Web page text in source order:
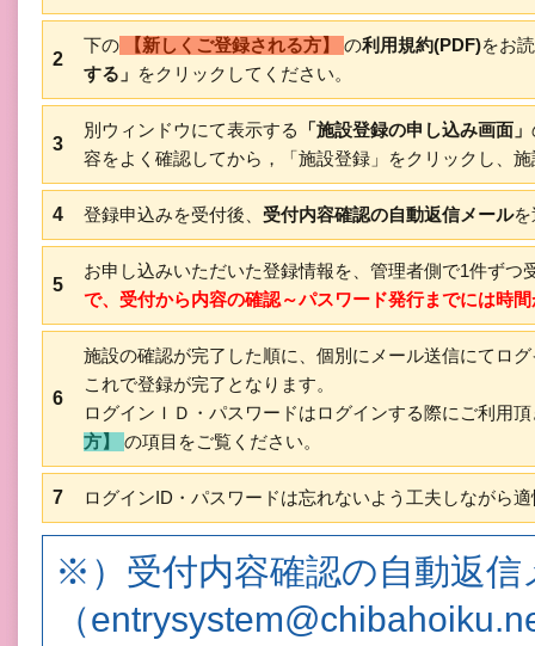
2
下の 【新しくご登録される方】 の利用規約(PDF)をお
する」
をクリックしてください。
3
別ウィンドウにて表示する 「施設登録の申し込み画面」
容をよく確認してから，「施設登録」をクリックし、
4 登録申込みを受付後、 受付内容確認の自動返信メールを
5
お申し込みいただいた登録情報を、管理者側で1件ず
で、受付から内容の確認～パスワード発行までには時
6
施設の確認が完了した順に、個別にメール送信にてロ
これで登録が完了となります。
ログインＩＤ・パスワードはログインする際にご利用
方】 の項目をご覧ください。
7 ログインID・パスワードは忘れないよう工夫しながら
※）受付内容確認の自動返信
（